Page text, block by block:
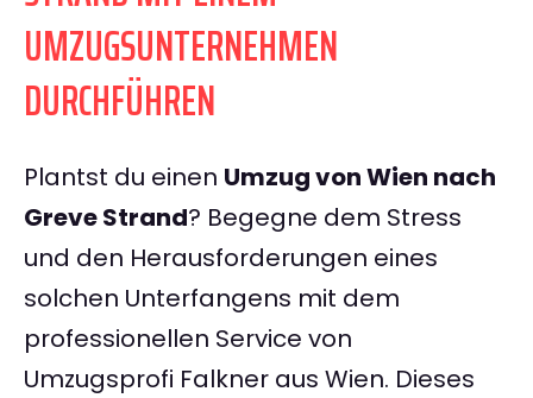
UMZUGSUNTERNEHMEN
DURCHFÜHREN
Plantst du einen Umzug von Wien nach
Greve Strand? Begegne dem Stress
und den Herausforderungen eines
solchen Unterfangens mit dem
professionellen Service von
Umzugsprofi Falkner aus Wien. Dieses